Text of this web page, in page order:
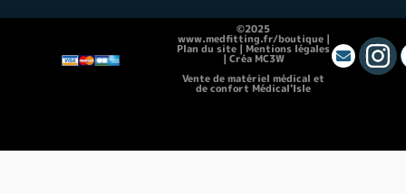
©2025
www.medfitting.fr/boutique |
Plan du site | Mentions légales
| Créa MC3W
Vente de matériel médical et
de confort Médical'Isle